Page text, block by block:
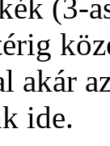
akár
ide.